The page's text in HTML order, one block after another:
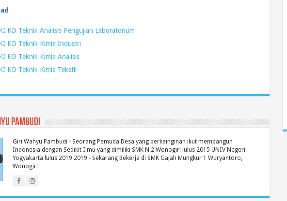
KD Teknik Analisis Pengujian Laboratorium
KD Teknik Kimia Industri
KD Teknik Kimia Analisis
KD Teknik Kimia Tekstil
Pambudi
Giri Wahyu Pambudi - Seorang Pemuda Desa yang berkeinginan ikut membangun
Indonesia dengan Sedikit Ilmu yang dimiliki SMK N 2 Wonogiri lulus 2015 UNIV Negeri
Yogyakarta lulus 2019 2019 - Sekarang Bekerja di SMK Gajah Mungkur 1 Wuryantoro,
Wonogiri